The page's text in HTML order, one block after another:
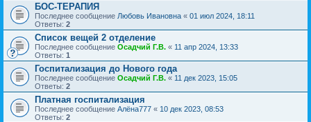
БОС-ТЕРАПИЯ
Последнее сообщение Любовь Ивановна « 01 июл 2024, 18:11
Ответы: 2
Список вещей 2 отделение
Последнее сообщение Осадчий Г.В. « 11 апр 2024, 13:33
Ответы: 1
Госпитализация до Нового года
Последнее сообщение Осадчий Г.В. « 11 дек 2023, 15:05
Ответы: 2
Платная госпитализация
Последнее сообщение Алёна777 « 10 дек 2023, 08:53
Ответы: 2